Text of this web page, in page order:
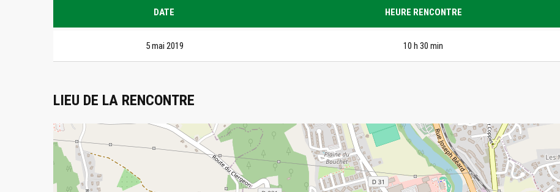
DATE HEURE RENCONTRE
5 mai 2019 10 h 30 min
LIEU DE LA RENCONTRE